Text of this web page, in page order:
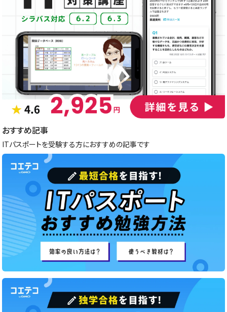
おすすめ記事
ITパスポートを受験する方におすすめの記事です